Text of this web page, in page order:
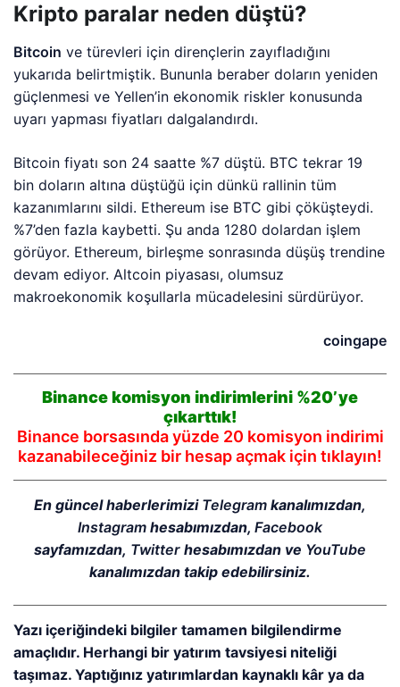
Kripto paralar neden düştü?
Bitcoin ve türevleri için dirençlerin zayıfladığını
yukarıda belirtmiştik. Bununla beraber doların yeniden
güçlenmesi ve Yellen’in ekonomik riskler konusunda
uyarı yapması fiyatları dalgalandırdı.
Bitcoin fiyatı son 24 saatte %7 düştü. BTC tekrar 19
bin doların altına düştüğü için dünkü rallinin tüm
kazanımlarını sildi. Ethereum ise BTC gibi çöküşteydi.
%7’den fazla kaybetti. Şu anda 1280 dolardan işlem
görüyor. Ethereum, birleşme sonrasında düşüş trendine
devam ediyor. Altcoin piyasası, olumsuz
makroekonomik koşullarla mücadelesini sürdürüyor.
coingape
Binance komisyon indirimlerini %20’ye
çıkarttık!
Binance borsasında yüzde 20 komisyon indirimi
kazanabileceğiniz bir hesap açmak için tıklayın!
En güncel haberlerimizi Telegram kanalımızdan,
Instagramhesabımızdan,Facebook
sayfamızdan, Twitterhesabımızdan ve YouTube
kanalımızdan takip edebilirsiniz.
Yazı içeriğindeki bilgiler tamamen bilgilendirme
amaçlıdır. Herhangi bir yatırım tavsiyesi niteliği
taşımaz. Yaptığınız yatırımlardan kaynaklı kâr ya da